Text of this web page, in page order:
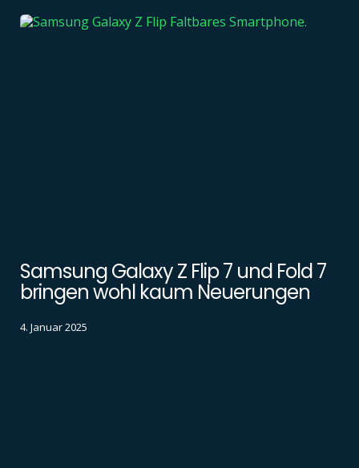
Samsung Galaxy Z Flip 7 und Fold 7
bringen wohl kaum Neuerungen
4. Januar 2025